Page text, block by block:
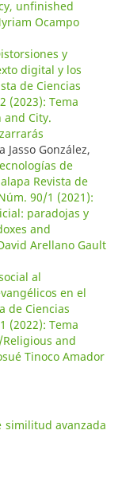
unfinished
Ocampo
y
digital y los
de Ciencias
(2023): Tema
and City.
Jasso González,
de
Revista de
90/1 (2021):
paradojas y
and
Arellano Gault
al
en el
de Ciencias
(2022): Tema
and
Tinoco Amador
avanzada